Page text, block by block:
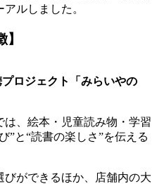
ルしました。
ロジェクト「みらいやの
は、絵本・児童読み物・学習
”と“読書の楽しさ”を伝える
ができるほか、店舗内の大